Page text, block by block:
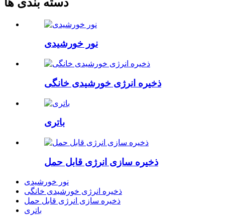
نور خورشیدی
ذخیره انرژی خورشیدی خانگی
باتری
ذخیره سازی انرژی قابل حمل
نور خورشیدی
ذخیره انرژی خورشیدی خانگی
ذخیره سازی انرژی قابل حمل
باتری